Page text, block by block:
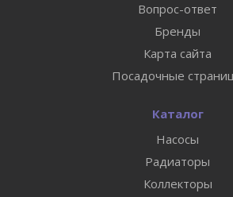
Вопрос-ответ
Бренды
Карта сайта
Посадочные
Каталог
Насосы
Радиаторы
Коллекторы